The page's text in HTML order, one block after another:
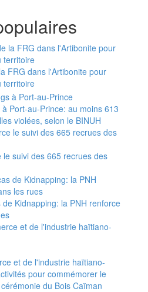
FRG dans l'Artibonite pour
territoire
Port-au-Prince: au moins 613
violées, selon le BINUH
suivi des 665 recrues des
Kidnapping: la PNH renforce
et de l'industrie haïtiano-
pour commémorer le
du Bois Caïman